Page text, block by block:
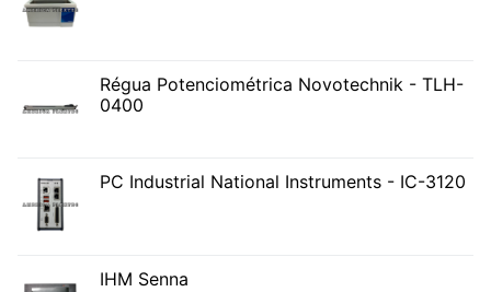
Régua Potenciométrica Novotechnik - TLH-
0400
PC Industrial National Instruments - IC-3120
IHM Senna